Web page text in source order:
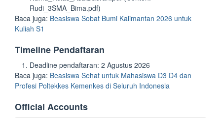
Rudi_3SMA_Bima.pdf)
Baca juga: Beasiswa Sobat Bumi Kalimantan 2026 untuk
Kuliah S1
Timeline Pendaftaran
Deadline pendaftaran: 2 Agustus 2026
Baca juga: Beasiswa Sehat untuk Mahasiswa D3 D4 dan
Profesi Poltekkes Kemenkes di Seluruh Indonesia
Official Accounts